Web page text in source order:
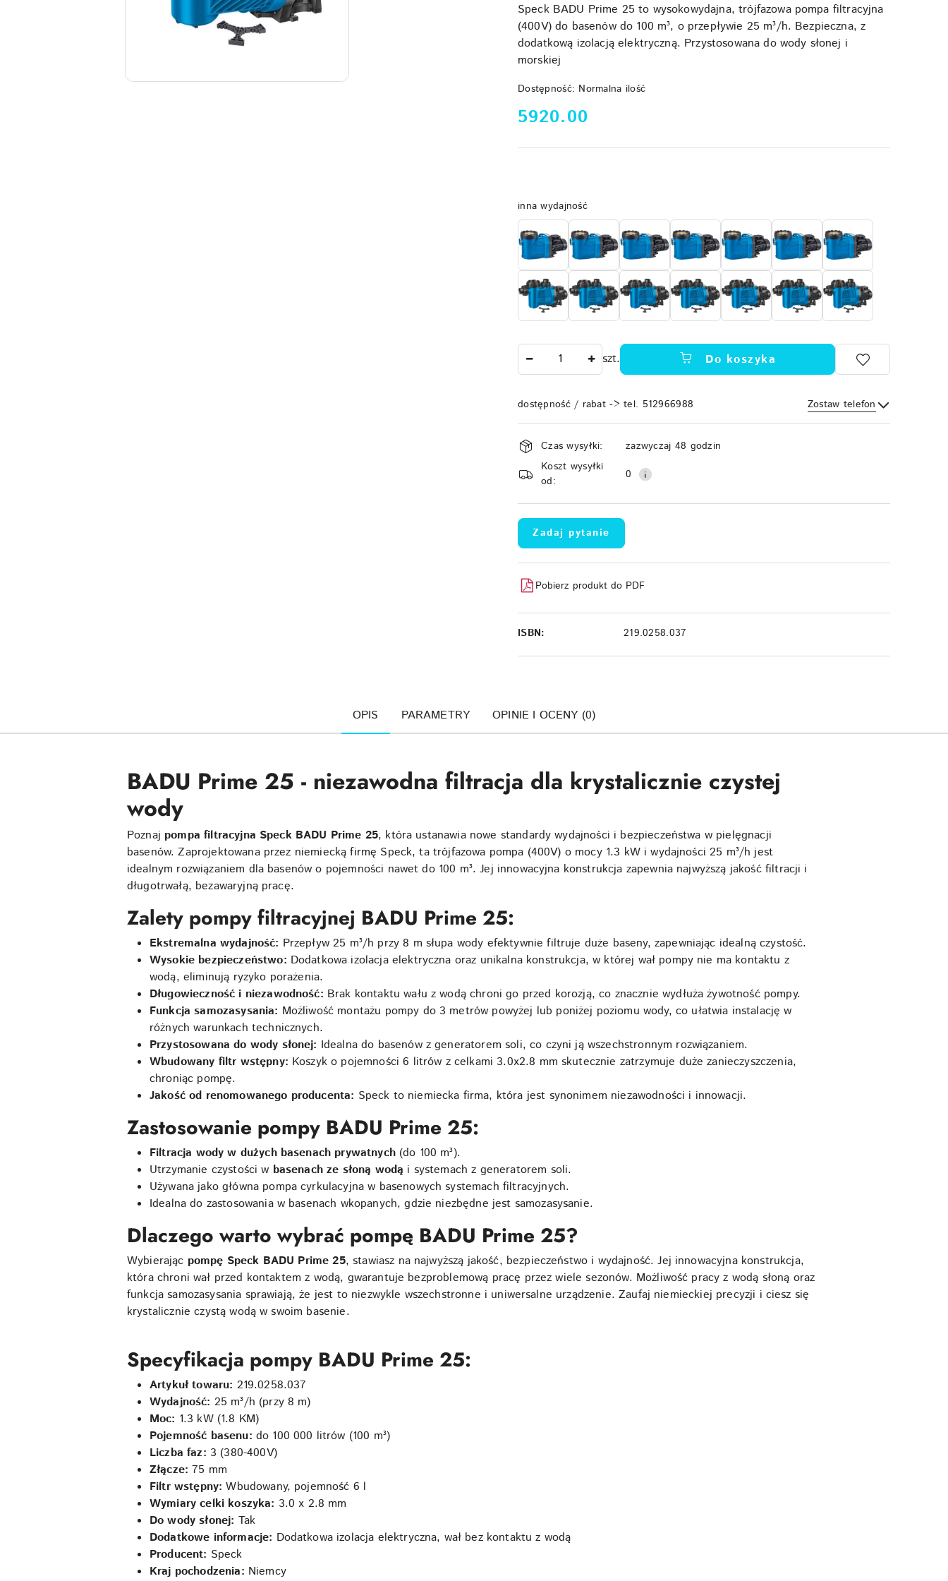
Speck BADU Prime 25 to wysokowydajna, trójfazowa pompa filtracyjna
(400V) do basenów do 100 m³, o przepływie 25 m³/h. Bezpieczna, z
dodatkową izolacją elektryczną. Przystosowana do wody słonej i
morskiej
Dostępność: Normalna ilość
cena:
5920.00
Wariant
inna wydajność
szt. Do koszyka
dostępność / rabat -> tel. 512966988 Zostaw telefon
Wyślij
Dostępność
i
dostawa
Czas wysyłki:
zazwyczaj 48 godzin
Koszt wysyłki
od:
0
Zadaj pytanie
Pobierz produkt do PDF
ISBN: 219.0258.037
OPIS PARAMETRY OPINIE I OCENY (0)
BADU Prime 25 - niezawodna filtracja dla krystalicznie czystej
wody
Poznaj pompa filtracyjna Speck BADU Prime 25, która ustanawia nowe standardy wydajności i bezpieczeństwa w pielęgnacji
basenów. Zaprojektowana przez niemiecką firmę Speck, ta trójfazowa pompa (400V) o mocy 1.3 kW i wydajności 25 m³/h jest
idealnym rozwiązaniem dla basenów o pojemności nawet do 100 m³. Jej innowacyjna konstrukcja zapewnia najwyższą jakość filtracji i
długotrwałą, bezawaryjną pracę.
Zalety pompy filtracyjnej BADU Prime 25:
Ekstremalna wydajność: Przepływ 25 m³/h przy 8 m słupa wody efektywnie filtruje duże baseny, zapewniając idealną czystość.
Wysokie bezpieczeństwo: Dodatkowa izolacja elektryczna oraz unikalna konstrukcja, w której wał pompy nie ma kontaktu z
wodą, eliminują ryzyko porażenia.
Długowieczność i niezawodność: Brak kontaktu wału z wodą chroni go przed korozją, co znacznie wydłuża żywotność pompy.
Funkcja samozasysania: Możliwość montażu pompy do 3 metrów powyżej lub poniżej poziomu wody, co ułatwia instalację w
różnych warunkach technicznych.
Przystosowana do wody słonej: Idealna do basenów z generatorem soli, co czyni ją wszechstronnym rozwiązaniem.
Wbudowany filtr wstępny: Koszyk o pojemności 6 litrów z celkami 3.0x2.8 mm skutecznie zatrzymuje duże zanieczyszczenia,
chroniąc pompę.
Jakość od renomowanego producenta: Speck to niemiecka firma, która jest synonimem niezawodności i innowacji.
Zastosowanie pompy BADU Prime 25:
Filtracja wody w dużych basenach prywatnych(do 100 m³).
Utrzymanie czystości w basenach ze słoną wodą i systemach z generatorem soli.
Używana jako główna pompa cyrkulacyjna w basenowych systemach filtracyjnych.
Idealna do zastosowania w basenach wkopanych, gdzie niezbędne jest samozasysanie.
Dlaczego warto wybrać pompę BADU Prime 25?
Wybierając pompę Speck BADU Prime 25, stawiasz na najwyższą jakość, bezpieczeństwo i wydajność. Jej innowacyjna konstrukcja,
która chroni wał przed kontaktem z wodą, gwarantuje bezproblemową pracę przez wiele sezonów. Możliwość pracy z wodą słoną oraz
funkcja samozasysania sprawiają, że jest to niezwykle wszechstronne i uniwersalne urządzenie. Zaufaj niemieckiej precyzji i ciesz się
krystalicznie czystą wodą w swoim basenie.
Specyfikacja pompy BADU Prime 25:
Artykuł towaru: 219.0258.037
Wydajność: 25 m³/h (przy 8 m)
Moc: 1.3 kW (1.8 KM)
Pojemność basenu: do 100 000 litrów (100 m³)
Liczba faz: 3 (380-400V)
Złącze: 75 mm
Filtr wstępny: Wbudowany, pojemność 6 l
Wymiary celki koszyka: 3.0 x 2.8 mm
Do wody słonej: Tak
Dodatkowe informacje: Dodatkowa izolacja elektryczna, wał bez kontaktu z wodą
Producent: Speck
Kraj pochodzenia: Niemcy